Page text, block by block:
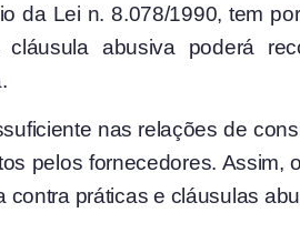
da Lei n. 8.078/1990, tem
abusiva poderá
nas relações de
pelos fornecedores.
práticas e cláusulas